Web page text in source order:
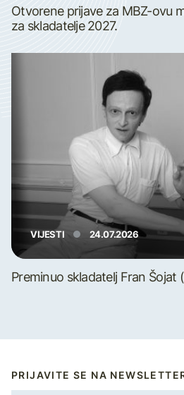
Otvorene prijave za MBZ-ovu
za skladatelje 2027.
VIJESTI 24.07.2026
Preminuo skladatelj Fran Šojat
PRIJAVITE SE NA